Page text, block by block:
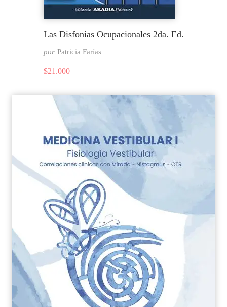
Las Disfonías Ocupacionales 2da. Ed.
por Patricia Farías
$21.000